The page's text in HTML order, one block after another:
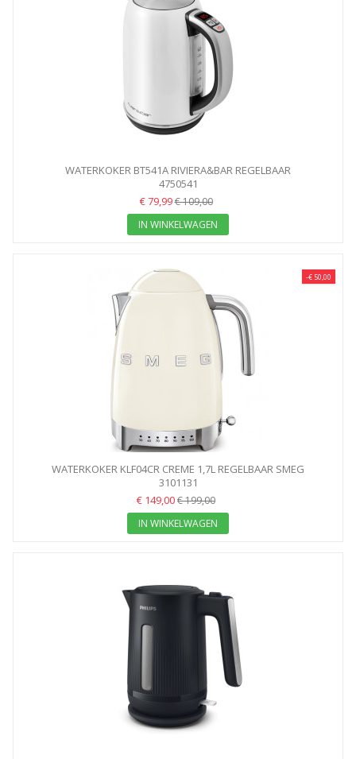
WATERKOKER BT541A RIVIERA&BAR REGELBAAR
4750541
€ 79,99€ 109,00
IN WINKELWAGEN
-€ 50,00
WATERKOKER KLF04CR CREME 1,7L REGELBAAR SMEG
3101131
€ 149,00€ 199,00
IN WINKELWAGEN